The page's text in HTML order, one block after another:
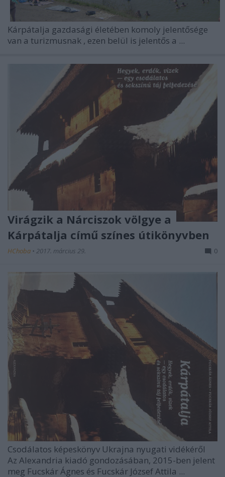
Kárpátalja gazdasági életében komoly jelentősége
van a turizmusnak , ezen belül is jelentős a ...
Virágzik a Nárciszok völgye a
Kárpátalja című színes útikönyvben
HChoba • 2017. március 29. 0
Csodálatos képeskönyv Ukrajna nyugati vidékéről
Az Alexandria kiadó gondozásában, 2015-ben jelent
meg Fucskár Ágnes és Fucskár József Attila ...